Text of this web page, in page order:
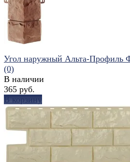
избранное сравнить
Угол наружный Альта-Профиль
(0)
В наличии
365 руб.
В корзину